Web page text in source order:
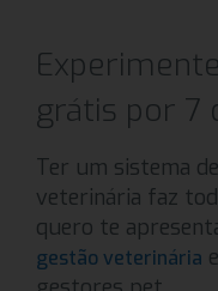
grátis por 7
Ter um sistema
veterinária faz
quero te
gestão veterinária